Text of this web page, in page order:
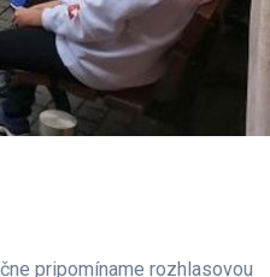
pripomíname rozhlasovou